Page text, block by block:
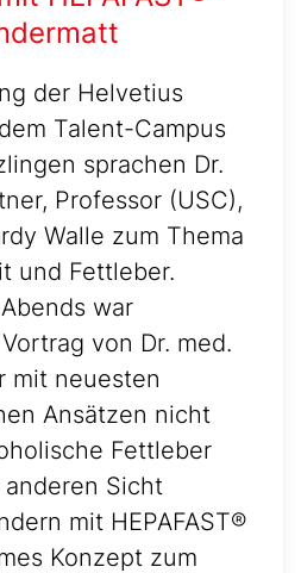
der Helvetius
Talent-Campus
sprachen Dr.
Professor (USC),
Walle zum Thema
und Fettleber.
war
von Dr. med.
mit neuesten
Ansätzen nicht
Fettleber
Sicht
mit HEPAFAST®
Konzept zum